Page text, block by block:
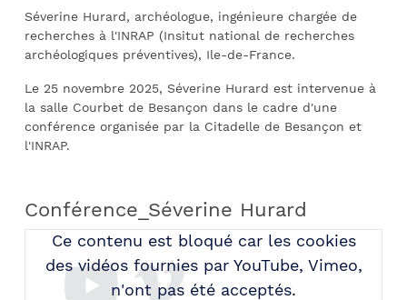
Séverine Hurard, archéologue, ingénieure chargée de
recherches à l'INRAP (Insitut national de recherches
archéologiques préventives), Ile-de-France.
Le 25 novembre 2025, Séverine Hurard est intervenue à
la salle Courbet de Besançon dans le cadre d'une
conférence organisée par la Citadelle de Besançon et
l'INRAP.
Conférence_Séverine Hurard
Ce contenu est bloqué car les cookies
des vidéos fournies par YouTube, Vimeo,
n'ont pas été acceptés.